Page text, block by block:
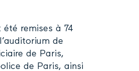
remises à 74
de
de Paris,
de Paris, ainsi